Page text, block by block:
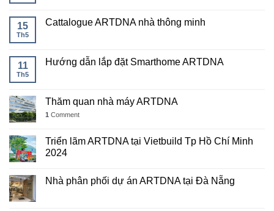
15
Th5
Cattalogue ARTDNA nhà thông minh
11
Th5
Hướng dẫn lắp đặt Smarthome ARTDNA
Thăm quan nhà máy ARTDNA
1 Comment
Triển lãm ARTDNA tại Vietbuild Tp Hồ Chí Minh
2024
Nhà phân phối dự án ARTDNA tại Đà Nẵng